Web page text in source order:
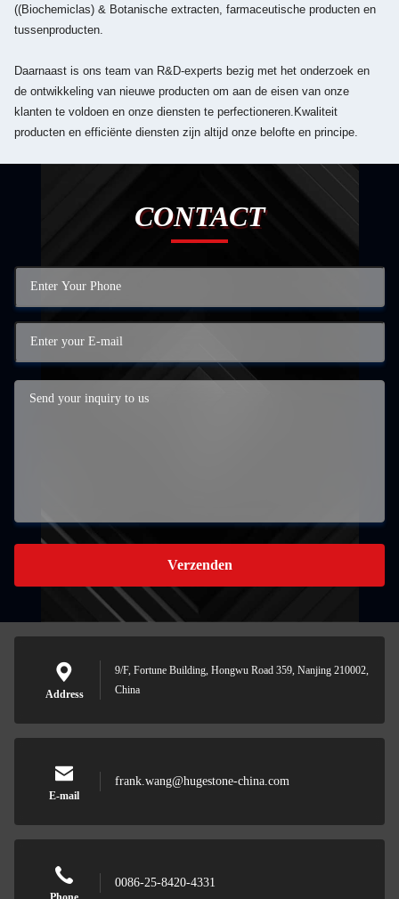
((Biochemiclas) & Botanische extracten, farmaceutische producten en
tussenproducten.
Daarnaast is ons team van R&D-experts bezig met het onderzoek en
de ontwikkeling van nieuwe producten om aan de eisen van onze
klanten te voldoen en onze diensten te perfectioneren.Kwaliteit
producten en efficiënte diensten zijn altijd onze belofte en principe.
CONTACT
Verzenden
Address
9/F, Fortune Building, Hongwu Road 359, Nanjing 210002,
China
E-mail
frank.wang@hugestone-china.com
0086-25-8420-4331